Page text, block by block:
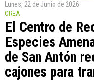
Lunes, 22 de Junio de 2026
CREA
El Centro de
Especies
de San Antón
cajones para